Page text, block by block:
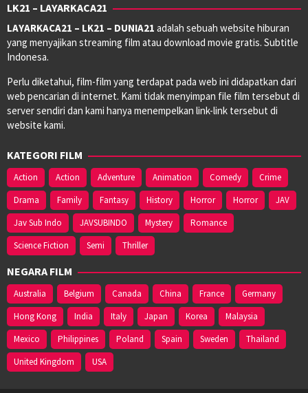
LK21 – LAYARKACA21
LAYARKACA21 – LK21 – DUNIA21 adalah sebuah website hiburan
yang menyajikan streaming film atau download movie gratis. Subtitle
Indonesa.
Perlu diketahui, film-film yang terdapat pada web ini didapatkan dari
web pencarian di internet. Kami tidak menyimpan file film tersebut di
server sendiri dan kami hanya menempelkan link-link tersebut di
website kami.
KATEGORI FILM
Action Action Adventure Animation Comedy
Crime
Drama
Family Fantasy History Horror Horror
JAV
Jav Sub Indo
JAVSUBINDO Mystery
Romance
Science Fiction
Semi Thriller
NEGARA FILM
Australia Belgium Canada China France
Germany
Hong Kong
India Italy Japan Korea
Malaysia
Mexico
Philippines Poland Spain Sweden
Thailand
United Kingdom
USA